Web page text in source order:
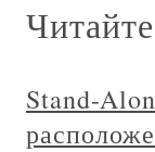
Stand-